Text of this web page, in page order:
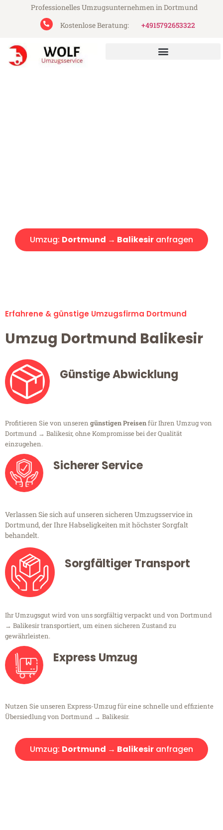
Professionelles Umzugsunternehmen in Dortmund
Kostenlose Beratung:
+4915792653322
Umzug: Dortmund → Balikesir anfragen
Erfahrene & günstige Umzugsfirma Dortmund
Umzug Dortmund Balikesir
Günstige Abwicklung
Profitieren Sie von unseren günstigen Preisenfür Ihren Umzug von
Dortmund → Balikesir, ohne Kompromisse bei der Qualität
einzugehen.
Sicherer Service
Verlassen Sie sich auf unseren sicheren Umzugsservice in
Dortmund, der Ihre Habseligkeiten mit höchster Sorgfalt
behandelt.
Sorgfältiger Transport
Ihr Umzugsgut wird von uns sorgfältig verpackt und von Dortmund
→ Balikesir transportiert, um einen sicheren Zustand zu
gewährleisten.
Express Umzug
Nutzen Sie unseren Express-Umzug für eine schnelle und effiziente
Übersiedlung von Dortmund → Balikesir.
Umzug: Dortmund → Balikesir anfragen